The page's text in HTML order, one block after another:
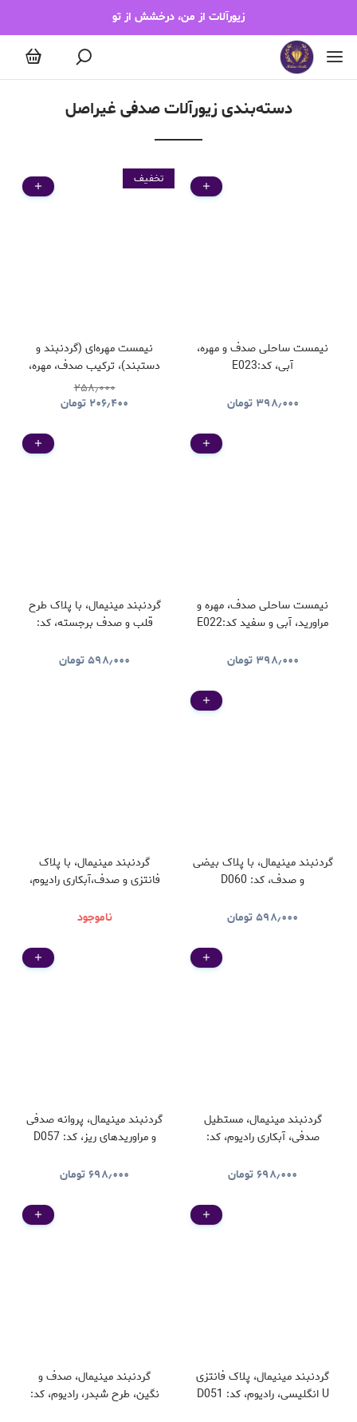
زیورآلات از من، درخشش از تو
دسته‌بندی زیورآلات صدفی غیراصل
نیمست ساحلی صدف و مهره،
آبی، کد:E023
۳۹۸٫۰۰۰ تومان
تخفیف
نیمست مهره‌ای (گردنبند و
دستبند)، ترکیب صدف، مهره،
سفید (ایراددار)، کد:E024
۲۵۸٫۰۰۰
۲۰۶٫۴۰۰ تومان
نیمست ساحلی صدف، مهره و
مراورید، آبی و سفید کد:E022
۳۹۸٫۰۰۰ تومان
گردنبند مینیمال، با پلاک طرح
قلب و صدف برجسته، کد:
۵۹۸٫۰۰۰تومان
گردنبند مینیمال، با پلاک بیضی
و صدف، کد: D060
۵۹۸٫۰۰۰تومان
گردنبند مینیمال، با پلاک
فانتزی و صدف،آبکاری رادیوم،
ناموجود
گردنبند مینیمال، مستطیل
صدفی، آبکاری رادیوم، کد:
۶۹۸٫۰۰۰تومان
گردنبند مینیمال، پروانه صدفی
و مراوریدهای ریز، کد: D057
۶۹۸٫۰۰۰تومان
گردنبند مینیمال، پلاک فانتزی
U انگلیسی، رادیوم، کد: D051
گردنبند مینیمال، صدف و
نگین، طرح شبدر، رادیوم، کد: